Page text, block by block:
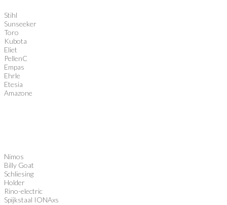
Stihl
Sunseeker
Toro
Kubota
Eliet
PellenC
Empas
Ehrle
Etesia
Amazone
Nimos
Billy Goat
Schliesing
Holder
Rino-electric
Spijkstaal IONAxs